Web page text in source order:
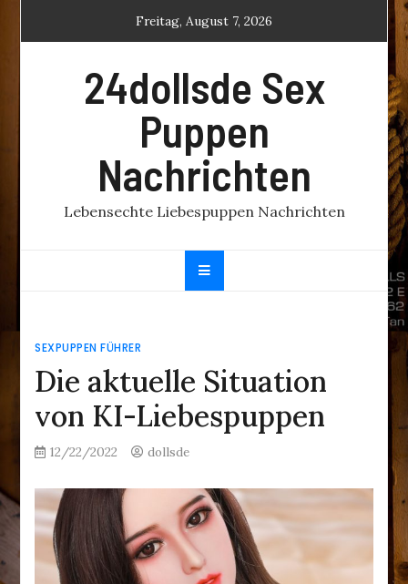
Freitag, August 7, 2026
24dollsde Sex
Puppen
Nachrichten
Lebensechte Liebespuppen Nachrichten
SEXPUPPEN FÜHRER
Die aktuelle Situation
von KI-Liebespuppen
12/22/2022 dollsde